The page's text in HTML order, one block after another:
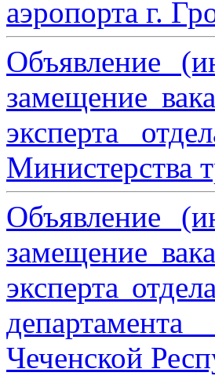
аэропорта г.
Объявление
замещение
эксперта
Министерства
Объявление
замещение
эксперта
Чеченской